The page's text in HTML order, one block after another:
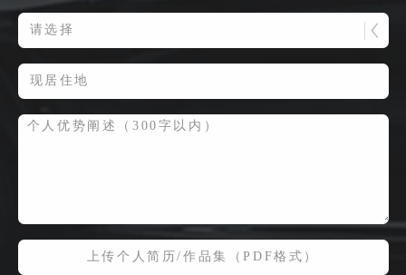
请选择
上传个人简历/作品集（PDF格式）